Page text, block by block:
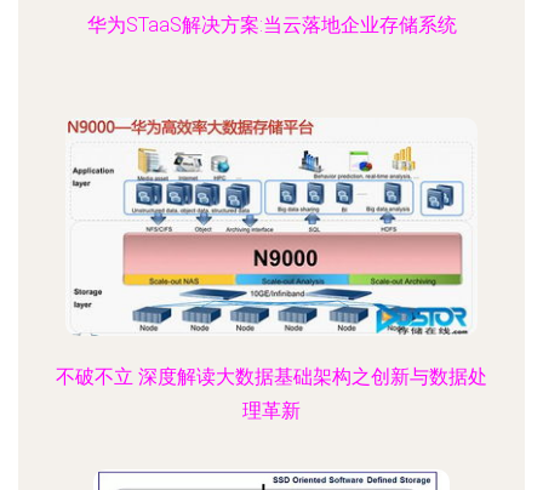
华为STaaS解决方案:当云落地企业存储系统
不破不立 深度解读大数据基础架构之创新与数据处
理革新